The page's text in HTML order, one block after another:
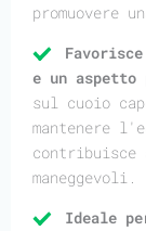
promuovere
e un
sul cuoio
mantenere
maneggevoli.
Ideale